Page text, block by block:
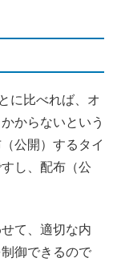
に比べれば、オ
からないという
公開）するタイ
し、配布（公
て、適切な内
御できるので